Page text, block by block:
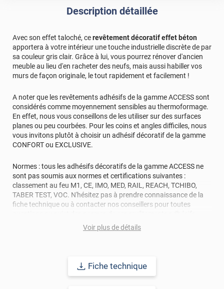
Description détaillée
Avec son effet taloché, cerevêtement décoratif effet béton
apportera à votre intérieur une touche industrielle discrète de par
sa couleur gris clair. Grâce à lui, vous pourrez rénover d'ancien
meuble au lieu d'en racheter des neufs, mais aussi habiller vos
murs de façon originale, le tout rapidement et facilement !
A noter que les revêtements adhésifs de la gamme ACCESS sont
considérés comme moyennement sensibles au thermoformage.
En effet, nous vous conseillons de les utiliser sur des surfaces
planes ou peu courbées. Pour les coins et angles difficiles, nous
vous invitons plutôt à choisir un adhésif décoratif de la gamme
CONFORT ou EXCLUSIVE.
Normes : tous les adhésifs décoratifs de la gamme ACCESS ne
sont pas soumis aux normes et certifications suivantes :
classement au feu M1, CE, IMO, MED, RAIL, REACH, TCHIBO,
TABER TEST, VOC. N'hésitez pas à prendre connaissance de la
fiche technique ou à contacter nos conseillers pour toutes
Afin de vous rendre compte de la qualité et de son rendu
véritable, nous vous conseillons de faire une demande
Voir plus de détails
Fiche technique